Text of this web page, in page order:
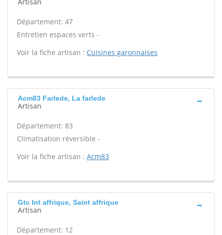
Département: 47
Entretien espaces verts -
Voir la fiche artisan : Cuisines garonnaises
Acm83 Farlede, La farlede
Artisan
Département: 83
Climatisation réversible -
Voir la fiche artisan : Acm83
Gtc Int affrique, Saint affrique
Artisan
Département: 12